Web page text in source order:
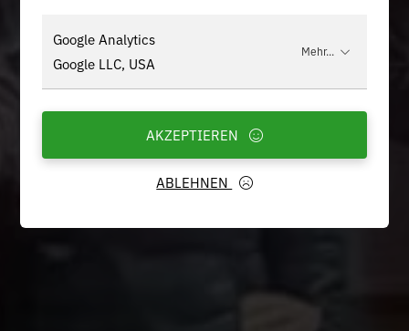
Google Analytics
Google LLC, USA
Mehr...
ABLEHNEN
AKZEPTIEREN